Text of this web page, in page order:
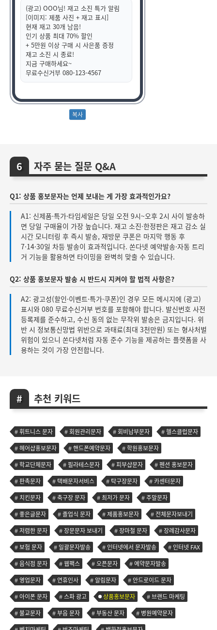
(광고) OOO님! 재고 소진 특가 알림
[이미지: 제품 사진 + 재고 표시]
현재 재고 30개 남음!
인기 상품 최대 70% 할인
+ 5만원 이상 구매 시 사은품 증정
재고 소진 시 종료!
지금 구매하세요~
무료수신거부 080-123-4567
자주 묻는 질문 Q&A
Q1: 상품 홍보문자는 언제 보내는 게 가장 효과적인가요?
A1: 신제품·특가·타임세일은 당일 오전 9시~오후 2시 사이 발송하
면 당일 구매율이 가장 높습니다. 재고 소진·한정판은 재고 감소 실
시간 모니터링 후 즉시 발송, 재방문 쿠폰은 마지막 행동 후
7·14·30일 차등 발송이 효과적입니다. 쏜다넷 예약발송·자동 트리
거 기능을 활용하면 타이밍을 완벽히 맞출 수 있습니다.
Q2: 상품 홍보문자 발송 시 반드시 지켜야 할 법적 사항은?
A2: 광고성(할인·이벤트·특가·쿠폰)인 경우 모든 메시지에 (광고)
표시와 080 무료수신거부 번호를 포함해야 합니다. 발신번호 사전
등록제를 준수하고, 수신 동의 없는 무작위 발송은 금지입니다. 위
반 시 정보통신망법 위반으로 과태료(최대 3천만원) 또는 형사처벌
위험이 있으니 쏜다넷처럼 자동 준수 기능을 제공하는 플랫폼을 사
용하는 것이 가장 안전합니다.
추천 키워드
휘트니스 문자 회원관리문자 회비납부문자
헬스클럽문자
헤어샵홍보문자
핸드폰예약문자
학원홍보문자
학교단체문자
필라테스문자 피부샵문자
펜션 홍보문자
판촉문자
택배문자서비스 탁구장문자
카센터문자
치킨문자
축구장 문자 최저가 문자
주말문자
좋은글문자
졸업식 문자 제품홍보문자
전체문자보내기
저렴한 문자
장문문자 보내기 장마철 문자
장례감사문자
보험 문자
일괄문자발송 인터넷에서 문자발송
인터넷 FAX
음식점 문자
웹팩스 오픈문자
예약문자발송
영업문자
연휴인사 알림문자
안드로이드 문자
아이폰 문자
스파 광고 상품홍보문자
브랜드 마케팅
불교문자
부음 문자 부동산 문자
병원예약문자